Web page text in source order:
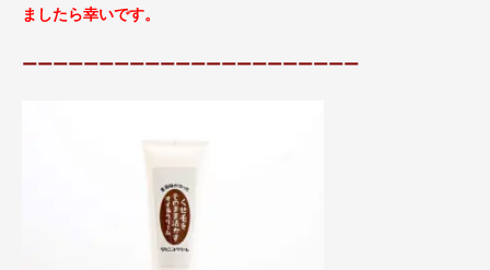
ましたら幸いです。
ーーーーーーーーーーーーーーーーーーーーーー